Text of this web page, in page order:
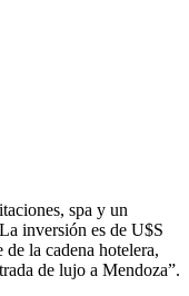
spa y un
inversión es de U$S
la cadena hotelera,
de lujo a Mendoza”.